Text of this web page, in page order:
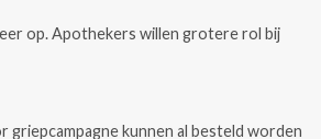
op. Apothekers willen grotere rol bij
griepcampagne kunnen al besteld worden